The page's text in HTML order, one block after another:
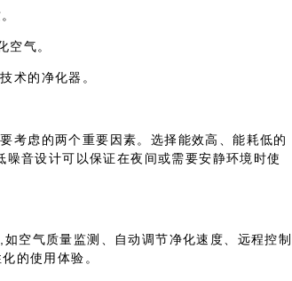
空气。
术的净化器。
考虑的两个重要因素。选择能效高、能耗低的
音设计可以保证在夜间或需要安静环境时使
空气质量监测、自动调节净化速度、远程控制
的使用体验。